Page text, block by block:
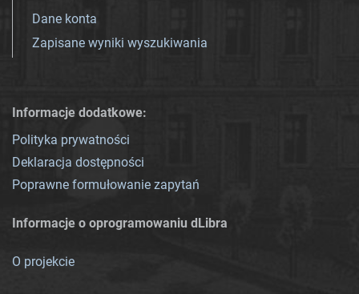
Dane konta
Zapisane wyniki wyszukiwania
Informacje dodatkowe:
Polityka prywatności
Deklaracja dostępności
Poprawne formułowanie zapytań
Informacje o oprogramowaniu dLibra
O projekcie